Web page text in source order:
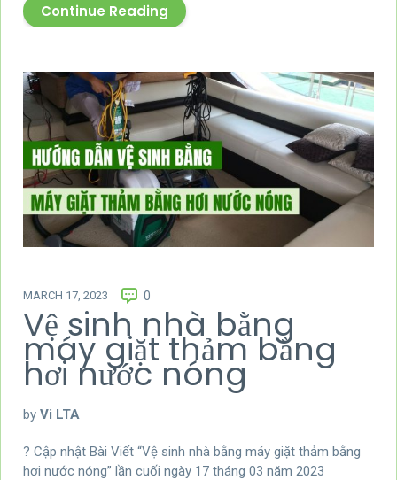
Continue Reading
MARCH 17, 2023 0
Vệ sinh nhà bằng
máy giặt thảm bằng
hơi nước nóng
by Vi LTA
? Cập nhật Bài Viết “Vệ sinh nhà bằng máy giặt thảm bằng
hơi nước nóng” lần cuối ngày 17 tháng 03 năm 2023